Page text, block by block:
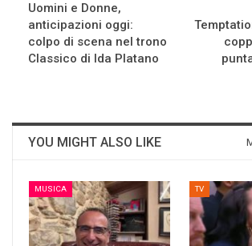
Uomini e Donne,
anticipazioni oggi:
colpo di scena nel trono
Classico di Ida Platano
YOU MIGHT ALSO LIKE
MUSICA TV